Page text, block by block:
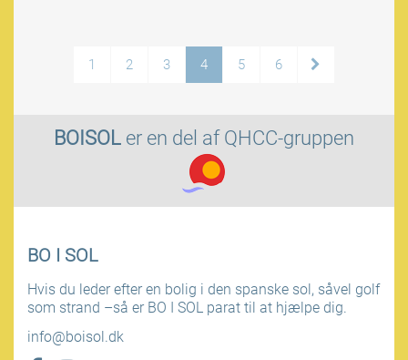
1 2 3 4 5 6
BOISOL er en del af QHCC-gruppen
BO I SOL
Hvis du leder efter en bolig i den spanske sol, såvel golf
som strand –så er BO I SOL parat til at hjælpe dig.
info@boisol.dk